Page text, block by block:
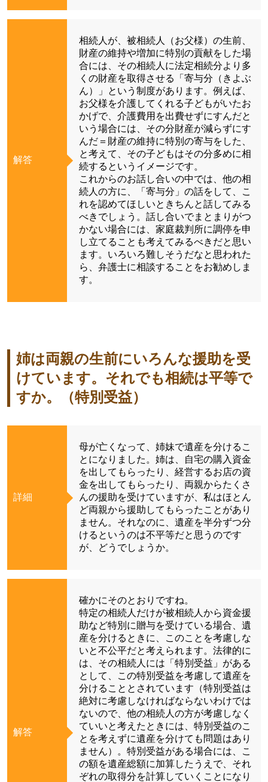
解答
相続人が、被相続人（お父様）の生前、
財産の維持や増加に特別の貢献をした場
合には、その相続人に法定相続分より多
くの財産を取得させる「寄与分（きよぶ
ん）」という制度があります。例えば、
お父様を介護してくれる子どもがいたお
かげで、介護費用を出費せずにすんだと
いう場合には、その分財産が減らずにす
んだ＝財産の維持に特別の寄与をした、
と考えて、その子どもはその分多めに相
続するというイメージです。
これからのお話し合いの中では、他の相
続人の方に、「寄与分」の話をして、こ
れを認めてほしいときちんと話してみる
べきでしょう。話し合いでまとまりがつ
かない場合には、家庭裁判所に調停を申
し立てることも考えてみるべきだと思い
ます。いろいろ難しそうだなと思われた
ら、弁護士に相談することをお勧めしま
す。
姉は両親の生前にいろんな援助を受
けています。それでも相続は平等で
すか。（特別受益）
詳細
母が亡くなって、姉妹で遺産を分けるこ
とになりました。姉は、自宅の購入資金
を出してもらったり、経営するお店の資
金を出してもらったり、両親からたくさ
んの援助を受けていますが、私はほとん
ど両親から援助してもらったことがあり
ません。それなのに、遺産を半分ずつ分
けるというのは不平等だと思うのです
が、どうでしょうか。
解答
確かにそのとおりですね。
特定の相続人だけが被相続人から資金援
助など特別に贈与を受けている場合、遺
産を分けるときに、このことを考慮しな
いと不公平だと考えられます。法律的に
は、その相続人には「特別受益」がある
として、この特別受益を考慮して遺産を
分けることとされています（特別受益は
絶対に考慮しなければならないわけでは
ないので、他の相続人の方が考慮しなく
ていいと考えたときには、特別受益のこ
とを考えずに遺産を分けても問題はあり
ません）。特別受益がある場合には、こ
の額を遺産総額に加算したうえで、それ
ぞれの取得分を計算していくことになり